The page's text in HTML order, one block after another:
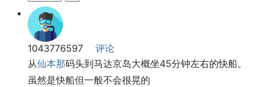
1043776597
评论
从仙本那码头到马达京岛大概坐45分钟左右的快船。
虽然是快船但一般不会很晃的